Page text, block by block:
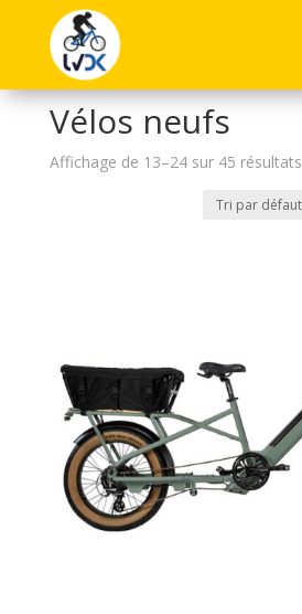
Accueil/
Vélos neufs
Affichage de 13–24 sur 45 résultats